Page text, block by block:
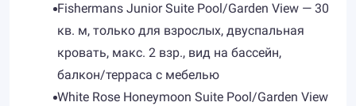
Fishermans Junior Suite Pool/Garden View — 30
кв. м, только для взрослых, двуспальная
кровать, макс. 2 взр., вид на бассейн,
балкон/терраса с мебелью
White Rose Honeymoon Suite Pool/Garden View